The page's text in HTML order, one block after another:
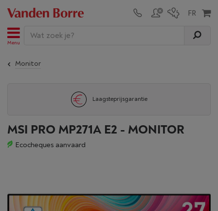
Menu
Monitor
Laagsteprijsgarantie
MSI PRO MP271A E2 - MONITOR
Ecocheques aanvaard